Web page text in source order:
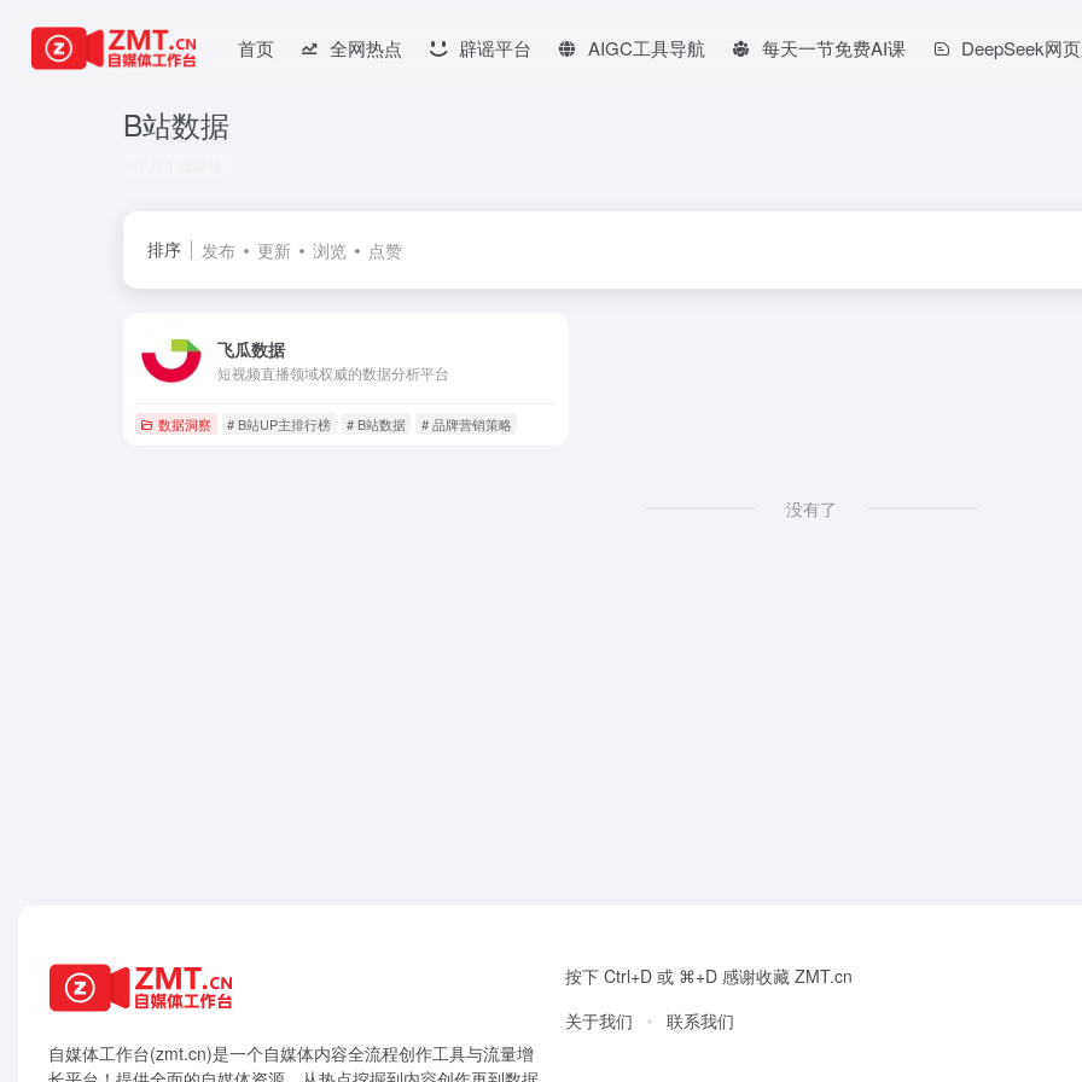
首页 全网热点 辟谣平台 AIGC工具导航 每天一节免费AI课 DeepSeek网
B站数据
排序 发布 更新 浏览 点赞
飞瓜数据
短视频直播领域权威的数据分析平台
数据洞察 # B站UP主排行榜 # B站数据 # 品牌营销策略
没有了
自媒体工作台(zmt.cn)是一个自媒体内容全流程创作工具与流量增
按下 Ctrl+D 或 ⌘+D 感谢收藏 ZMT.cn
关于我们
联系我们